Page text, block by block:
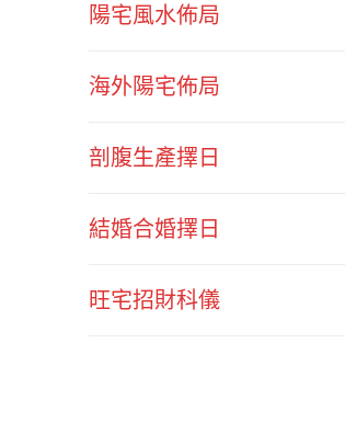
陽宅風水佈局
海外陽宅佈局
剖腹生產擇日
結婚合婚擇日
旺宅招財科儀